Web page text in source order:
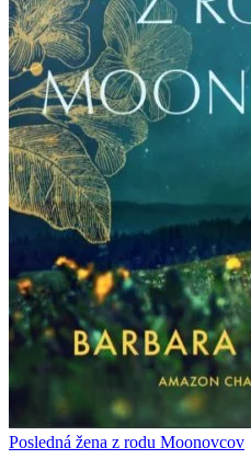
Posledná žena z rodu Moonovcov